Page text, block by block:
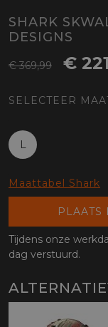
SHARK
DESIGNS
€ 369,99 €
SELECTEER
L
Maattabel Shark
Tijdens onze
dag verstuurd.